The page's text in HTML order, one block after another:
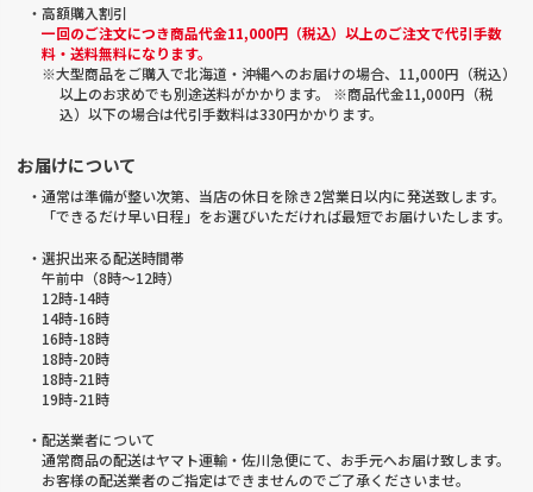
・高額購入割引
一回のご注文につき商品代金11,000円（税込）以上のご注文で代引手数
料・送料無料になります。
※大型商品をご購入で北海道・沖縄へのお届けの場合、11,000円（税込）
以上のお求めでも別途送料がかかります。 ※商品代金11,000円（税
込）以下の場合は代引手数料は330円かかります。
お届けについて
・通常は準備が整い次第、当店の休日を除き2営業日以内に発送致します。
「できるだけ早い日程」をお選びいただければ最短でお届けいたします。
・選択出来る配送時間帯
午前中（8時～12時）
12時-14時
14時-16時
16時-18時
18時-20時
18時-21時
19時-21時
・配送業者について
通常商品の配送はヤマト運輸・佐川急便にて、お手元へお届け致します。
お客様の配送業者のご指定はできませんのでご了承くださいませ。